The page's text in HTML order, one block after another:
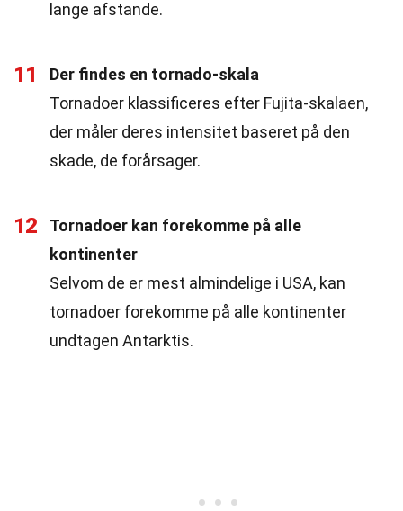
lange afstande.
11
Der findes en tornado-skala
Tornadoer klassificeres efter Fujita-skalaen,
der måler deres intensitet baseret på den
skade, de forårsager.
12
Tornadoer kan forekomme på alle
kontinenter
Selvom de er mest almindelige i USA, kan
tornadoer forekomme på alle kontinenter
undtagen Antarktis.